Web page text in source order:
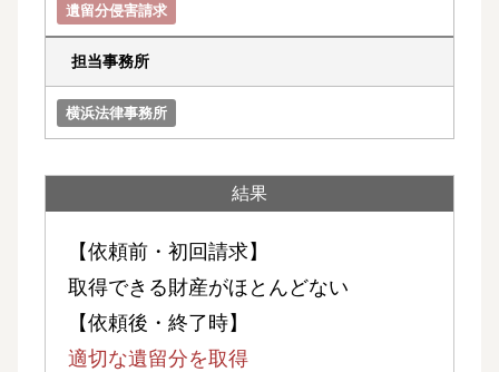
遺留分侵害請求
担当事務所
横浜法律事務所
結果
【依頼前・初回請求】
取得できる財産がほとんどない
【依頼後・終了時】
適切な遺留分を取得